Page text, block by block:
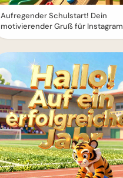
Aufregender Schulstart! Dein
motivierender Gruß für Instagram